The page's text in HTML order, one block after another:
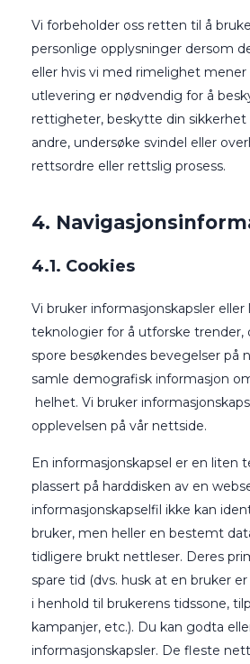
Vi forbeholder oss retten til å
personlige opplysninger dersom
eller hvis vi med rimelighet mener
utlevering er nødvendig for å
rettigheter, beskytte din sikkerhet
andre, undersøke svindel eller
rettsordre eller rettslig prosess.
4.
4.1. Cookies
Vi bruker informasjonskapsler eller
teknologier for å utforske
spore besøkendes bevegelser på
samle demografisk informasjon
helhet. Vi bruker
opplevelsen på vår nettside.
En informasjonskapsel er en liten
plassert på harddisken av en
informasjonskapselfil ikke kan
bruker, men heller en bestemt
tidligere brukt nettleser. Deres
spare tid (dvs. husk at en bruker
i henhold til brukerens tidssone,
kampanjer, etc.). Du kan godta
informasjonskapsler. De fleste